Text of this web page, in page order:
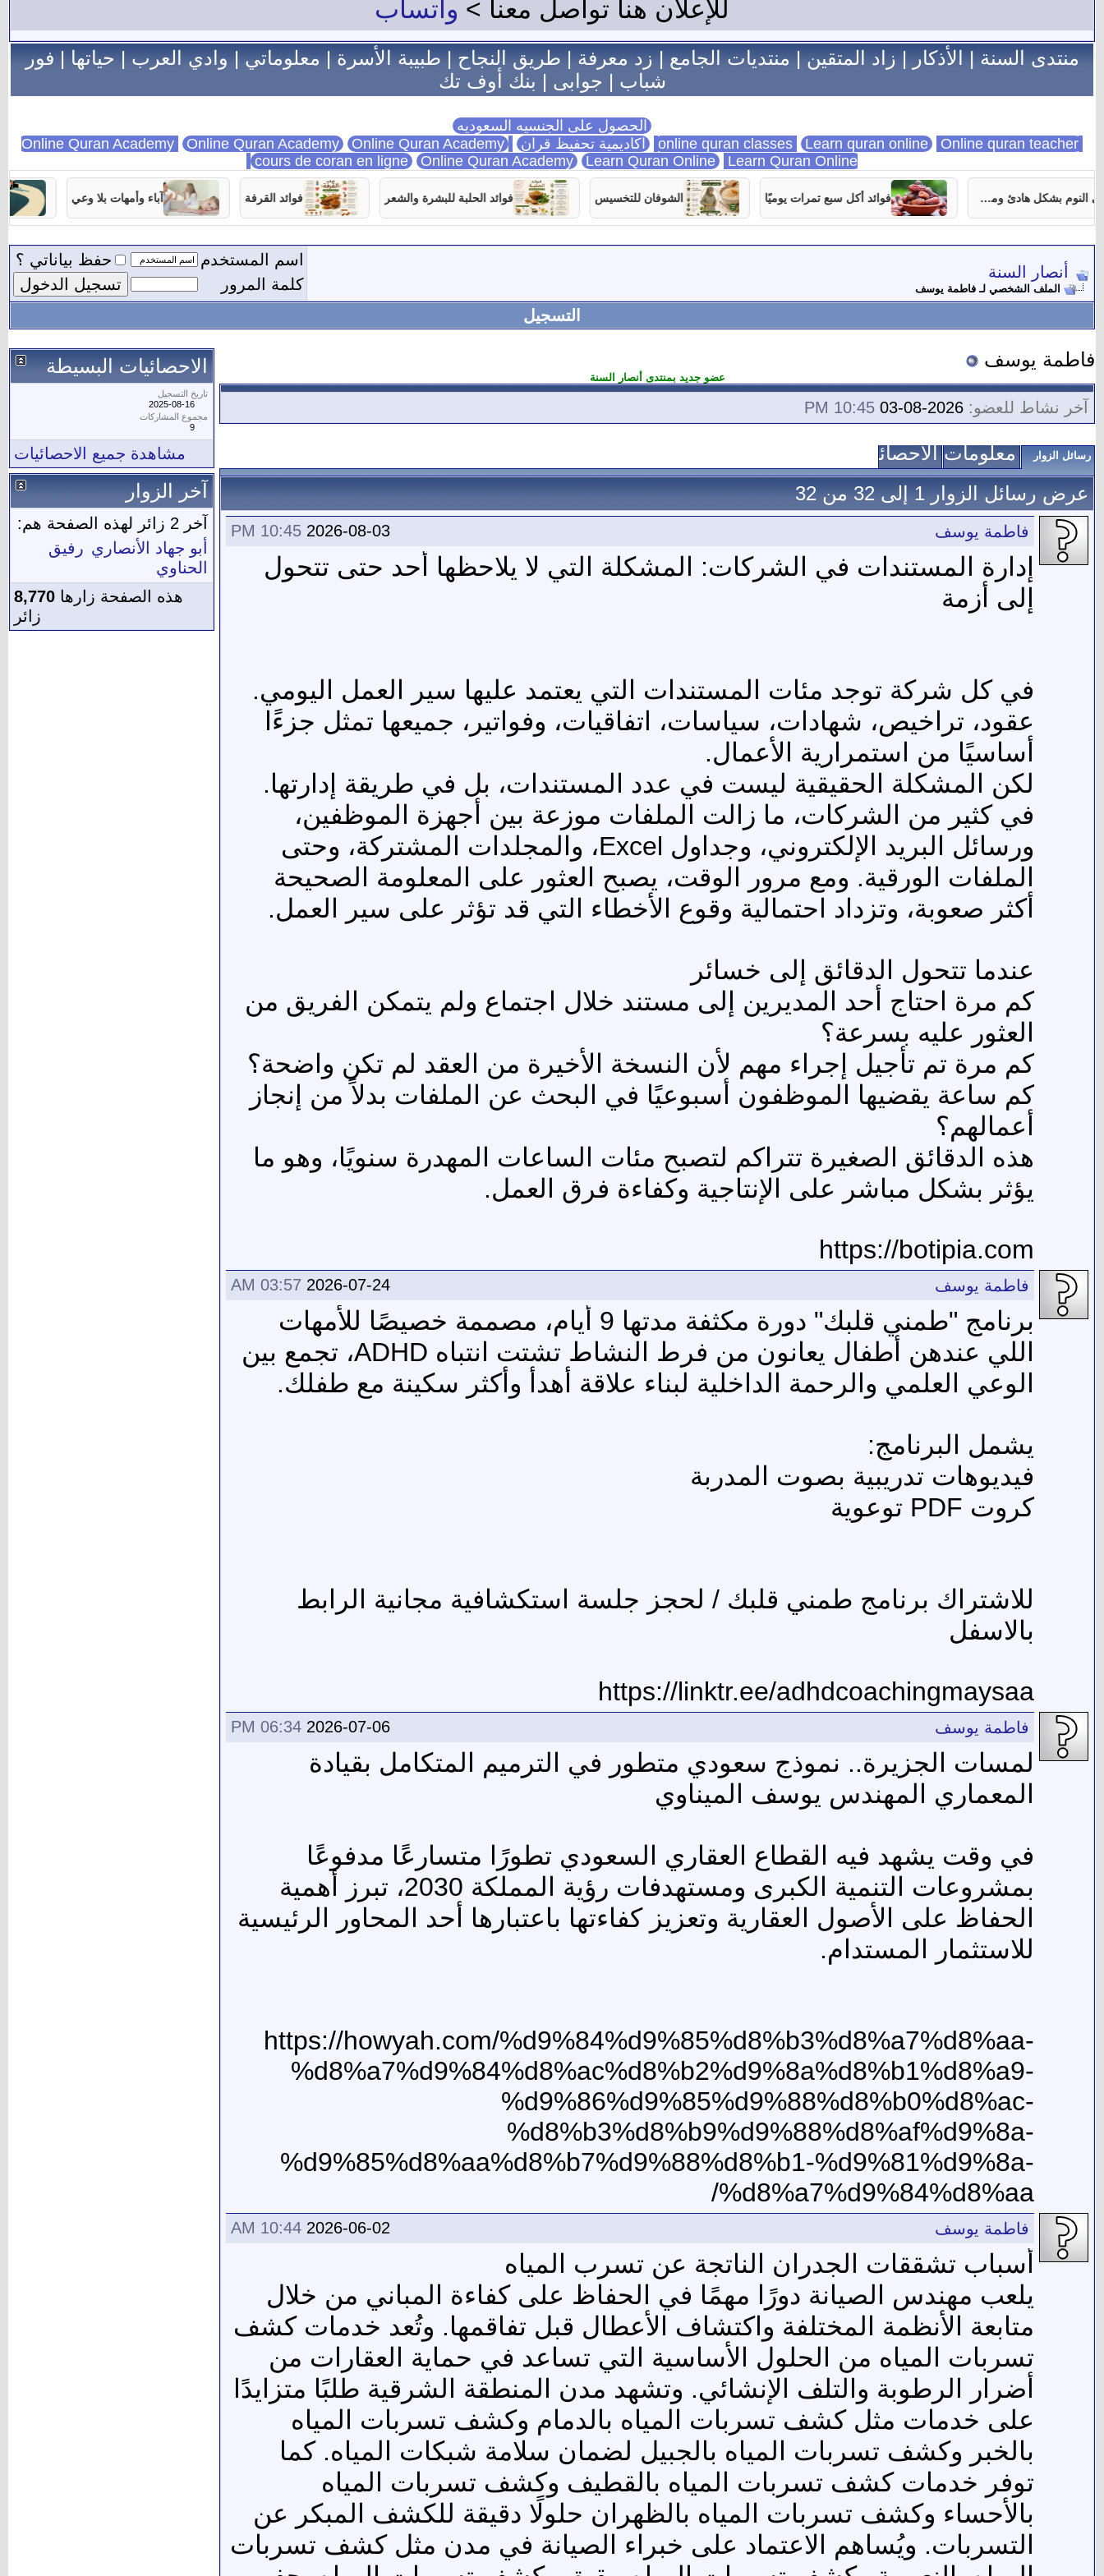
للإعلان هنا تواصل معنا > واتساب
منتدى السنة|الأذكار|زاد المتقين|منتديات الجامع|زد معرفة|طريق النجاح|طبيبة الأسرة|معلوماتي|وادي العرب|حياتها|فور
شباب | جوابى | بنك أوف تك
الحصول على الجنسيه السعوديه
Learn quran online Online quran teacher اكاديمية تحفيظ قران Online Quran Academy Online Quran Academy
cours de coran en ligne Online Quran Academy Learn Quran Online Learn Quran Online
تربية آباء وأمهات بلا وعي فوائد القرفة فوائد الحلبة للبشرة والشعر الشوفان للتخسيس فوائد أكل سبع تمرات يوميًا 7 نصائح تساعدك على النوم بشكل هادئ ومستمر
أنصار السنة
الملف الشخصي لـ فاطمة يوسف
اسم المستخدم
حفظ بياناتي ؟
كلمة المرور
التسجيل
فاطمة يوسف
عضو جديد بمنتدى أنصار السنة
آخر نشاط للعضو: 10:45 PM
رسائل الزوار معلومات عنيالاحصائيات
عرض رسائل الزوار 1 إلى
32من32
2026-08-03
10:45 PM فاطمة يوسف
إدارة المستندات في الشركات: المشكلة التي لا يلاحظها أحد حتى تتحول
إلى أزمة
في كل شركة توجد مئات المستندات التي يعتمد عليها سير العمل اليومي.
عقود، تراخيص، شهادات، سياسات، اتفاقيات، وفواتير، جميعها تمثل جزءًا
أساسيًا من استمرارية الأعمال.
لكن المشكلة الحقيقية ليست في عدد المستندات، بل في طريقة إدارتها.
في كثير من الشركات، ما زالت الملفات موزعة بين أجهزة الموظفين،
ورسائل البريد الإلكتروني، وجداول Excel، والمجلدات المشتركة، وحتى
الملفات الورقية. ومع مرور الوقت، يصبح العثور على المعلومة الصحيحة
أكثر صعوبة، وتزداد احتمالية وقوع الأخطاء التي قد تؤثر على سير العمل.
عندما تتحول الدقائق إلى خسائر
كم مرة احتاج أحد المديرين إلى مستند خلال اجتماع ولم يتمكن الفريق من
العثور عليه بسرعة؟
كم مرة تم تأجيل إجراء مهم لأن النسخة الأخيرة من العقد لم تكن واضحة؟
كم ساعة يقضيها الموظفون أسبوعيًا في البحث عن الملفات بدلاً من إنجاز
أعمالهم؟
هذه الدقائق الصغيرة تتراكم لتصبح مئات الساعات المهدرة سنويًا، وهو ما
يؤثر بشكل مباشر على الإنتاجية وكفاءة فرق العمل.
https://botipia.com
2026-07-24
03:57 AM فاطمة يوسف
برنامج "طمني قلبك" دورة مكثفة مدتها 9 أيام، مصممة خصيصًا للأمهات
اللي عندهن أطفال يعانون من فرط النشاط تشتت انتباه ADHD، تجمع بين
الوعي العلمي والرحمة الداخلية لبناء علاقة أهدأ وأكثر سكينة مع طفلك.
يشمل البرنامج:
فيديوهات تدريبية بصوت المدربة
كروت PDF توعوية
للاشتراك برنامج طمني قلبك / لحجز جلسة استكشافية مجانية الرابط
بالاسفل
https://linktr.ee/adhdcoachingmaysaa
2026-07-06
06:34 PM فاطمة يوسف
لمسات الجزيرة.. نموذج سعودي متطور في الترميم المتكامل بقيادة
المعماري المهندس يوسف الميناوي
في وقت يشهد فيه القطاع العقاري السعودي تطورًا متسارعًا مدفوعًا
بمشروعات التنمية الكبرى ومستهدفات رؤية المملكة 2030، تبرز أهمية
الحفاظ على الأصول العقارية وتعزيز كفاءتها باعتبارها أحد المحاور الرئيسية
للاستثمار المستدام.
https://howyah.com/%d9%84%d9%85%d8%b3%d8%a7%d8%aa-
%d8%a7%d9%84%d8%ac%d8%b2%d9%8a%d8%b1%d8%a9-
%d9%86%d9%85%d9%88%d8%b0%d8%ac-
%d8%b3%d8%b9%d9%88%d8%af%d9%8a-
%d9%85%d8%aa%d8%b7%d9%88%d8%b1-%d9%81%d9%8a-
%d8%a7%d9%84%d8%aa/
2026-06-02
10:44 AM فاطمة يوسف
أسباب تشققات الجدران الناتجة عن تسرب المياه
يلعب مهندس الصيانة دورًا مهمًا في الحفاظ على كفاءة المباني من خلال
متابعة الأنظمة المختلفة واكتشاف الأعطال قبل تفاقمها. وتُعد خدمات كشف
تسربات المياه من الحلول الأساسية التي تساعد في حماية العقارات من
أضرار الرطوبة والتلف الإنشائي. وتشهد مدن المنطقة الشرقية طلبًا متزايدًا
على خدمات مثل كشف تسربات المياه بالدمام وكشف تسربات المياه
بالخبر وكشف تسربات المياه بالجبيل لضمان سلامة شبكات المياه. كما
توفر خدمات كشف تسربات المياه بالقطيف وكشف تسربات المياه
بالأحساء وكشف تسربات المياه بالظهران حلولًا دقيقة للكشف المبكر عن
التسربات. ويُساهم الاعتماد على خبراء الصيانة في مدن مثل كشف تسربات
الاحصائيات البسيطة
تاريخ التسجيل
2025-08-16
مجموع المشاركات
9
مشاهدة جميع الاحصائيات
آخر الزوار
آخر 2 زائر لهذه الصفحة هم:
أبو جهاد الأنصاري رفيق
الحناوي
هذه الصفحة زارها 8,770
زائر